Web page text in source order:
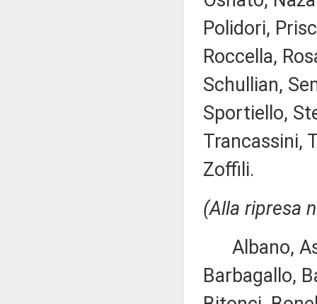
Polidori,
Roccella,
Schullian,
Sportiello,
Trancassini,
Zoffili.
(Alla ripresa
Albano,
Barbagallo,